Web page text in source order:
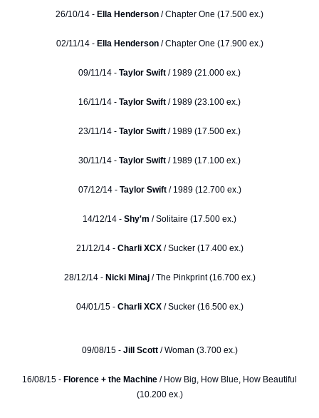
26/10/14 - Ella Henderson / Chapter One (17.500 ex.)
02/11/14 - Ella Henderson/ Chapter One (17.900 ex.)
09/11/14 - Taylor Swift / 1989 (21.000 ex.)
16/11/14 - Taylor Swift / 1989 (23.100 ex.)
23/11/14 - Taylor Swift / 1989 (17.500 ex.)
30/11/14 - Taylor Swift / 1989 (17.100 ex.)
07/12/14 - Taylor Swift/ 1989 (12.700 ex.)
14/12/14 - Shy'm / Solitaire (17.500 ex.)
21/12/14 - Charli XCX/ Sucker (17.400 ex.)
28/12/14 -Nicki Minaj/ The Pinkprint (16.700 ex.)
04/01/15 - Charli XCX/ Sucker (16.500 ex.)
09/08/15 - Jill Scott / Woman (3.700 ex.)
16/08/15 - Florence + the Machine / How Big, How Blue, How Beautiful
(10.200 ex.)